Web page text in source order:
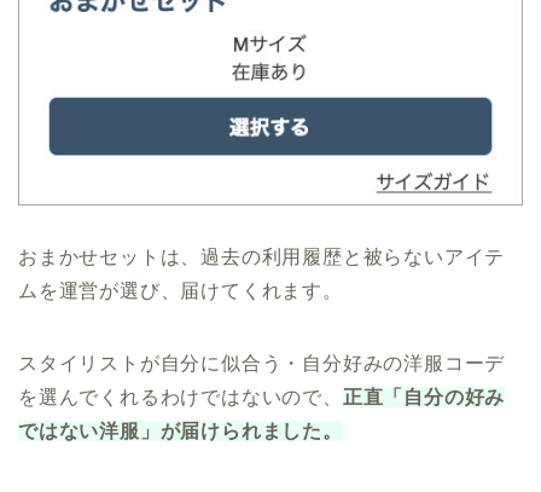
おまかせセットは、過去の利用履歴と被らないアイテ
ムを運営が選び、届けてくれます。
スタイリストが自分に似合う・自分好みの洋服コーデ
を選んでくれるわけではないので、 正直「自分の好み
ではない洋服」が届けられました。